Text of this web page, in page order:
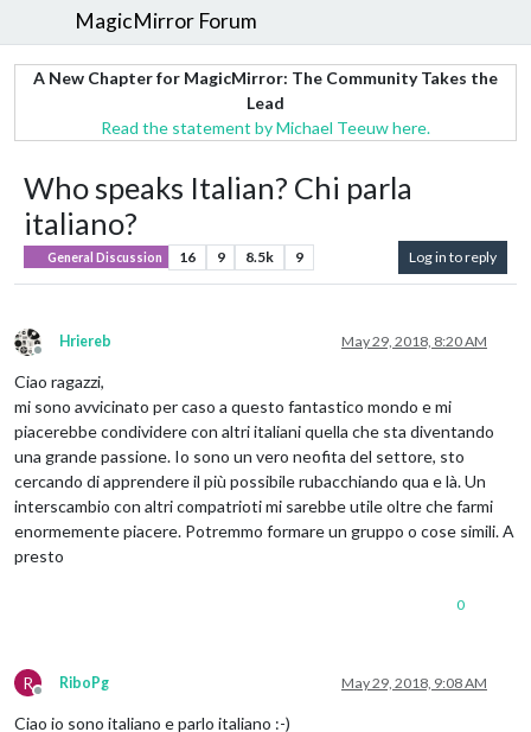
MagicMirror Forum
A New Chapter for MagicMirror: The Community Takes the
Lead
Read the statement by Michael Teeuw here.
Who speaks Italian? Chi parla
italiano?
General Discussion 16 9 8.5k 9 Log in to reply
Offline
Hriereb May 29, 2018, 8:20 AM
Ciao ragazzi,
mi sono avvicinato per caso a questo fantastico mondo e mi
piacerebbe condividere con altri italiani quella che sta diventando
una grande passione. Io sono un vero neofita del settore, sto
cercando di apprendere il più possibile rubacchiando qua e là. Un
interscambio con altri compatrioti mi sarebbe utile oltre che farmi
enormemente piacere. Potremmo formare un gruppo o cose simili. A
presto
0
R
Offline
RiboPg May 29, 2018, 9:08 AM
Ciao io sono italiano e parlo italiano :-)